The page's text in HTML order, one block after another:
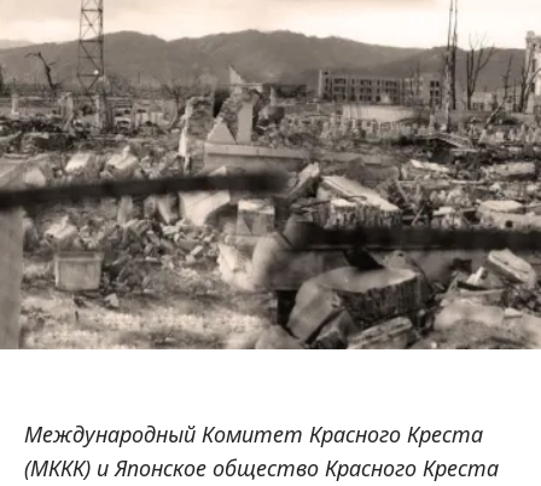
Международный Комитет Красного Креста
(МККК) и Японское общество Красного Креста